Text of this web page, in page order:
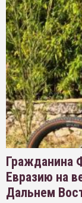
Гражданина
Евразию на
Дальнем